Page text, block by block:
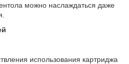
можно наслаждаться даже
использования картриджа